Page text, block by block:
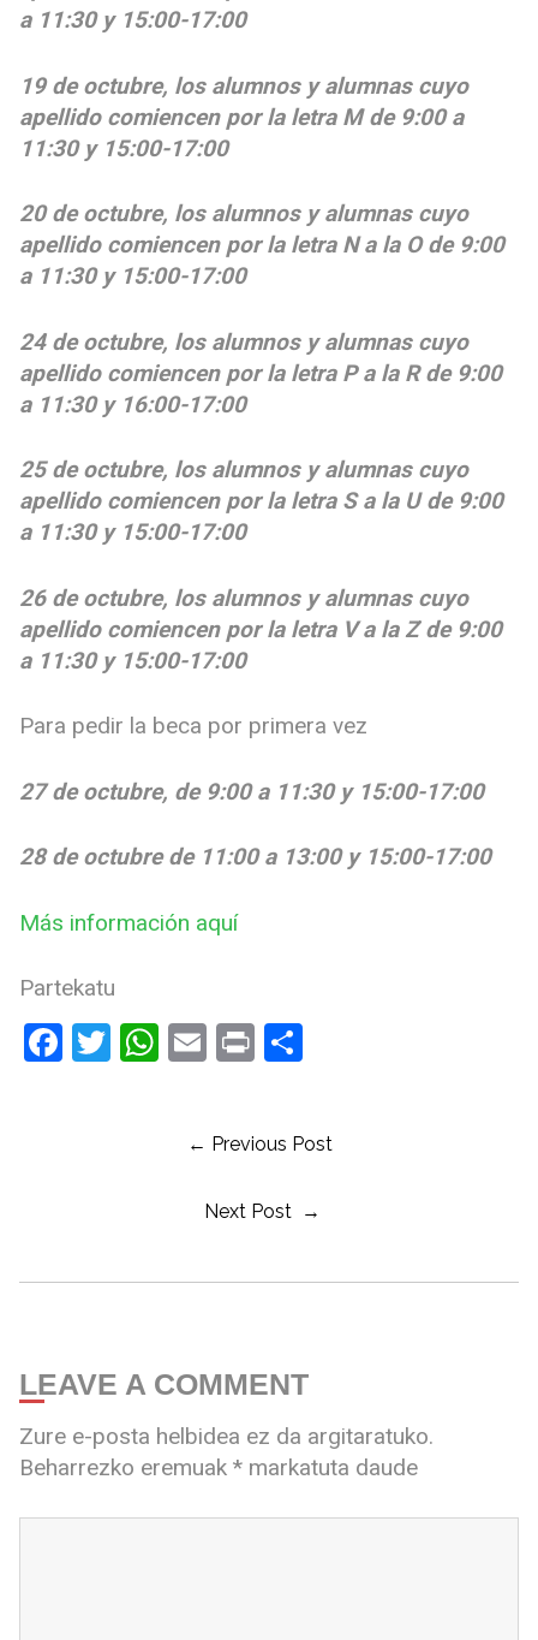
a 11:30 y 15:00-17:00
19 de octubre, los alumnos y alumnas cuyo
apellido comiencen por la letra M de 9:00 a
11:30 y 15:00-17:00
20 de octubre, los alumnos y alumnas cuyo
apellido comiencen por la letra N a la O de 9:00
a 11:30 y 15:00-17:00
24 de octubre, los alumnos y alumnas cuyo
apellido comiencen por la letra P a la R de 9:00
a 11:30 y 16:00-17:00
25 de octubre, los alumnos y alumnas cuyo
apellido comiencen por la letra S a la U de 9:00
a 11:30 y 15:00-17:00
26 de octubre, los alumnos y alumnas cuyo
apellido comiencen por la letra V a la Z de 9:00
a 11:30 y 15:00-17:00
Para pedir la beca por primera vez
27 de octubre, de 9:00 a 11:30 y 15:00-17:00
28 de octubre de 11:00 a 13:00 y 15:00-17:00
Más información aquí
Partekatu
Facebook
Twitter
WhatsApp
Email
PrintShare
← Previous Post
Next Post →
LEAVE A COMMENT
Zure e-posta helbidea ez da argitaratuko.
Beharrezko eremuak *markatuta daude